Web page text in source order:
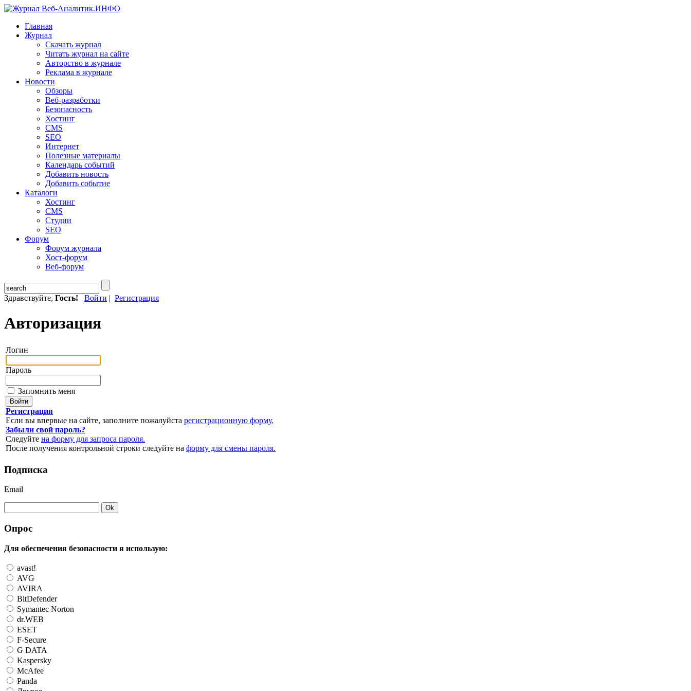
Главная
Журнал
Скачать журнал
Читать журнал на сайте
Авторство в журнале
Реклама в журнале
Новости
Обзоры
Веб-разработки
Безопасность
Хостинг
CMS
SEO
Интернет
Полезные материалы
Календарь событий
Добавить новость
Добавить событие
Каталоги
Хостинг
CMS
Студии
SEO
Форум
Форум журнала
Хост-форум
Веб-форум
Здравствуйте, Гость! Войти | Регистрация
Авторизация
Логин
Пароль
Запомнить меня
Регистрация
Если вы впервые на сайте, заполните пожалуйста регистрационную форму.
Забыли свой пароль?
Следуйте на форму для запроса пароля.
После получения контрольной строки следуйте на форму для смены пароля.
Подписка
Email
Опрос
Для обеспечения безопасности я использую:
avast!
AVG
AVIRA
BitDefender
Symantec Norton
dr.WEB
ESET
F-Secure
G DATA
Kaspersky
McAfee
Panda